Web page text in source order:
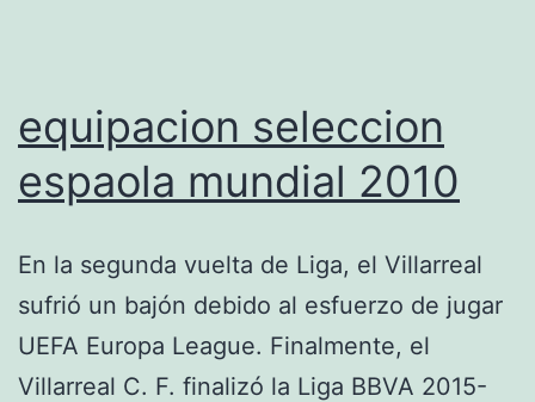
equipacion seleccion
espaola mundial 2010
En la segunda vuelta de Liga, el Villarreal
sufrió un bajón debido al esfuerzo de jugar
UEFA Europa League. Finalmente, el
Villarreal C. F. finalizó la Liga BBVA 2015-